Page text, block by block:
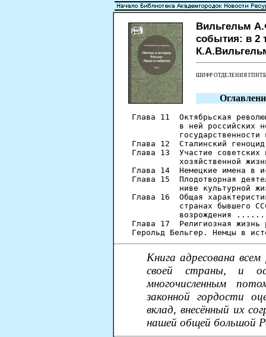
Вильгельм
события: в 2
ШИФР ОТДЕЛЕНИЯ
Глава 11  Октябрьская
в ней российских
государственности
Глава 12  Сталинский
Глава 13  Участие
хозяйственной
Глава 14  Немецкие имена
Глава 15  Плодотворная
ниве культурной
Глава 16  Общая
странах бывшего
возрождения
Глава 17  Религиозная
Книга адресована
своей страны, и
многочисленным
законной гордости
вклад, внесённый их
нашей общей большой